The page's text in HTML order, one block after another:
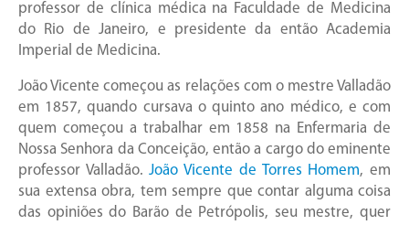
professor de clínica médica na Faculdade de Medicina
do Rio de Janeiro, e presidente da então Academia
Imperial de Medicina.
João Vicente começou as relações com o mestre Valladão
em 1857, quando cursava o quinto ano médico, e com
quem começou a trabalhar em 1858 na Enfermaria de
Nossa Senhora da Conceição, então a cargo do eminente
professor Valladão.João Vicente de Torres Homem, em
sua extensa obra, tem sempre que contar alguma coisa
das opiniões do Barão de Petrópolis, seu mestre, quer